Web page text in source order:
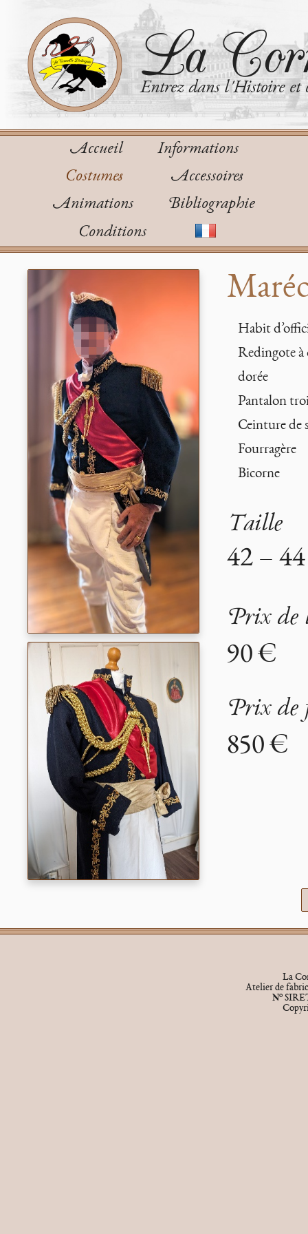
La
Entrez dans l'Histoire et
Accueil
Informations
Costumes
Accessoires
Animations
Bibliographie
Conditions
Habit
Redingote à
dorée
Pantalon
Ceinture de
Fourragère
Bicorne
Taille
42 – 44
Prix de
90 €
Prix de
850 €
La
Atelier de
No